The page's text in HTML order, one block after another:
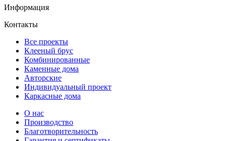
Информация
Контакты
Все проекты
Клееный брус
Комбинированные
Каменные дома
Авторские
Индивидуальный проект
Каркасные дома
О нас
Производство
Благотворительность